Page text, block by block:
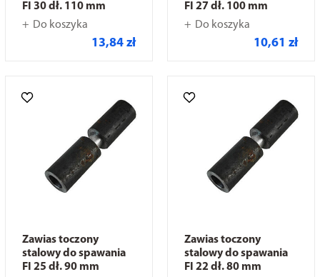
FI 30 dł. 110 mm
Do koszyka
13,84 zł
FI 27 dł. 100 mm
Do koszyka
10,61 zł
Zawias toczony
stalowy do spawania
FI 25 dł. 90 mm
Zawias toczony
stalowy do spawania
FI 22 dł. 80 mm